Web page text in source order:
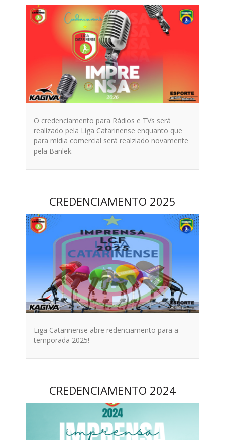
O credenciamento para Rádios e TVs será
realizado pela Liga Catarinense enquanto que
para mídia comercial será realziado novamente
pela Banlek.
CREDENCIAMENTO 2025
Liga Catarinense abre redenciamento para a
temporada 2025!
CREDENCIAMENTO 2024